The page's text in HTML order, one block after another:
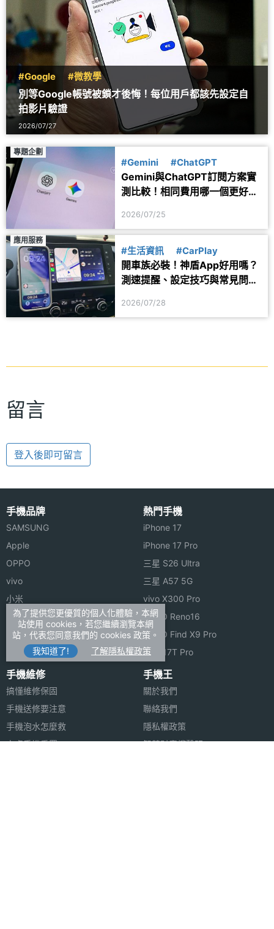
#Google #微教學
別等Google帳號被鎖才後悔！每位用戶都該先設定自
拍影片驗證
2026/07/27
專題企劃
#Gemini #ChatGPT
Gemini與ChatGPT訂閱方案實
測比較！相同費用哪一個更好
2026/07/25
應用服務
#生活資訊 #CarPlay
開車族必裝！神盾App好用嗎？
測速提醒、設定技巧與常見問題
2026/07/28
留言
登入後即可留言
手機品牌
SAMSUNG
Apple
OPPO
vivo
小米
ASUS
Sony
realme
熱門手機
iPhone 17
iPhone 17 Pro
三星 S26 Ultra
三星 A57 5G
vivo X300 Pro
OPPO Reno16
OPPO Find X9 Pro
小米 17T Pro
手機維修
搞懂維修保固
手機送修要注意
手機泡水怎麼救
安卓手機重置
手機王
關於我們
聯絡我們
隱私權政策
智慧財產權聲明
為了提供您更優質的個人化體驗，本網
站使用 cookies，若您繼續瀏覽本網
站，代表您同意我們的 cookies 政策。
我知道了!
了解隱私權政策